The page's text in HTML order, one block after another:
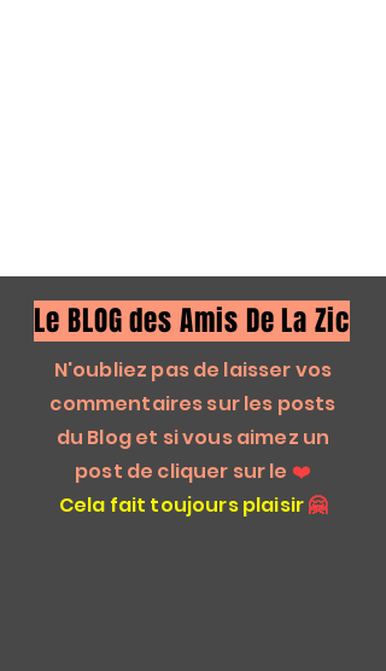
Le BLOG des Amis De La Zic
N'oubliez pas de laisser vos
commentaires sur les posts
du Blog et si vous aimez un
post de cliquer sur le ❤️
Cela fait toujours plaisir 🤗